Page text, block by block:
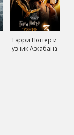
Гарри Поттер и
узник Азкабана